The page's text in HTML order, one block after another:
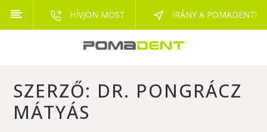
HÍVJON MOST IRÁNY A POMADENT!
SZERZŐ: DR. PONGRÁCZ
MÁTYÁS